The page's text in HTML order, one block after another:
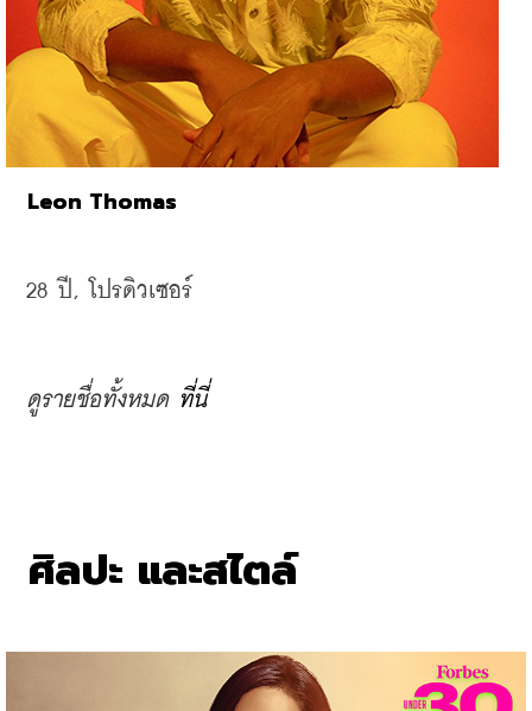
Leon Thomas
28 ปี, โปรดิวเซอร์
ดูรายชื่อทั้งหมด ที่นี่
ศิลปะ และสไตล์